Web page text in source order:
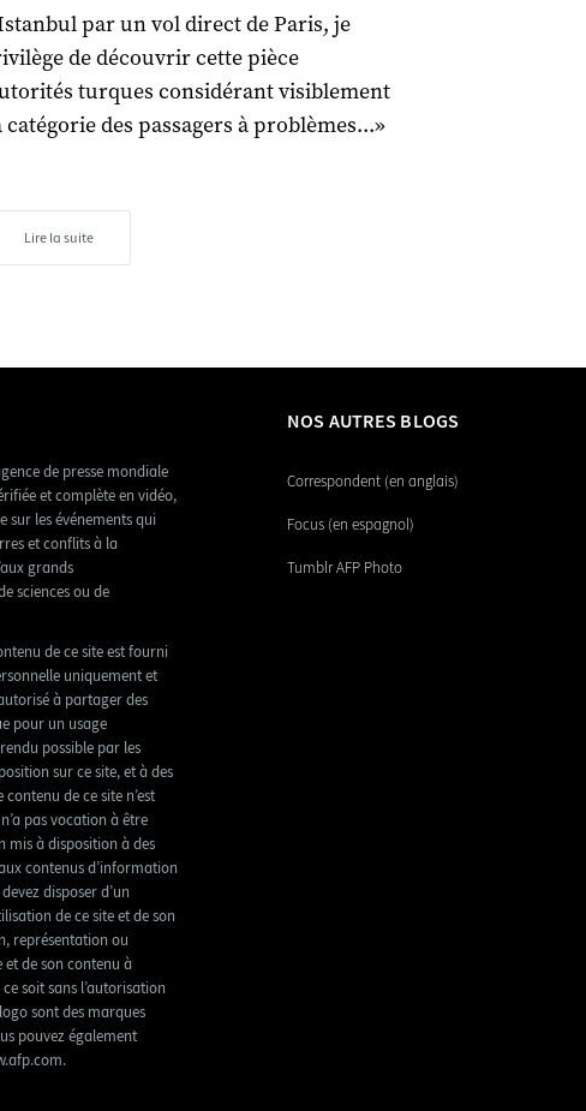
par un vol direct de Paris, je
de découvrir cette pièce
turques considérant visiblement
des passagers à problèmes...»
Lire la suite
de presse mondiale
et complète en vidéo,
les événements qui
et conflits à la
grands
sciences ou de
de ce site est fourni
uniquement et
à partager des
pour un usage
possible par les
sur ce site, et à des
de ce site n’est
pas vocation à être
mis à disposition à des
contenus d’information
disposer d’un
de ce site et de son
représentation ou
de son contenu à
soit sans l’autorisation
sont des marques
pouvez également
NOS AUTRES BLOGS
Correspondent (en anglais)
Focus (en espagnol)
Tumblr AFP Photo